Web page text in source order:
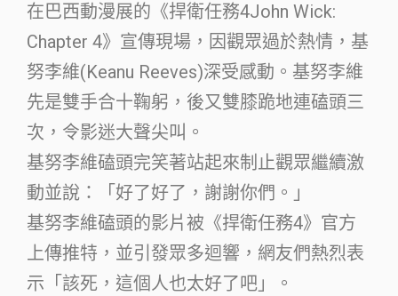
在巴西動漫展的《捍衛任務4John Wick:
Chapter 4》宣傳現場，因觀眾過於熱情，基
努李維(Keanu Reeves)深受感動。基努李維
先是雙手合十鞠躬，後又雙膝跪地連磕頭三
次，令影迷大聲尖叫。
基努李維磕頭完笑著站起來制止觀眾繼續激
動並說：「好了好了，謝謝你們。」
基努李維磕頭的影片被《捍衛任務4》官方
上傳推特，並引發眾多迴響，網友們熱烈表
示「該死，這個人也太好了吧」。